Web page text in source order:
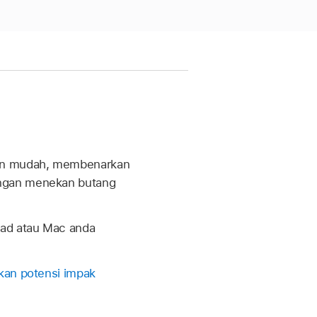
mudah, membenarkan
menekan butang
atau Mac anda
potensi impak